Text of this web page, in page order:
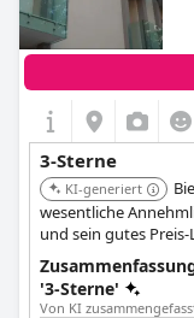
3-Sterne
KI-generiert
wesentliche
und sein gutes
angenehmen
'3-Sterne'
Von KI